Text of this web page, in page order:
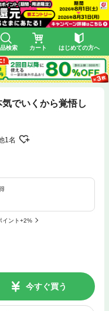
検索 カート はじめての方へ
でいくから覚悟し
1名
イント+2%
今すぐ買う